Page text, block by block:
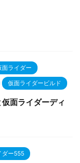
面ライダー
仮面ライダービルド
面ライダーディ
ダー555